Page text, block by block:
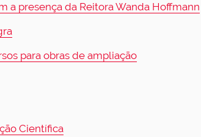
a presença da Reitora Wanda Hoffmann
para obras de ampliação
Científica